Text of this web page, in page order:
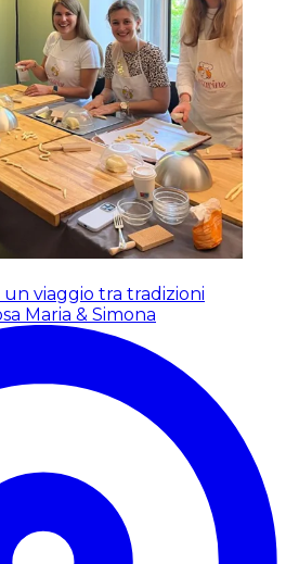
un viaggio tra tradizioni
Maria & Simona